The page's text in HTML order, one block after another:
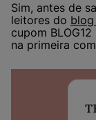
Sim, antes de
leitores do blog
cupom
na primeira